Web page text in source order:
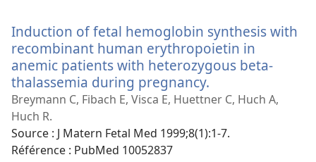
fenêtre)
Induction of fetal hemoglobin synthesis with
recombinant human erythropoietin in
anemic patients with heterozygous beta-
thalassemia during pregnancy.
une
fenêtre)
Breymann C, Fibach E, Visca E, Huettner C, Huch A,
Huch R.
Source ‎: J Matern Fetal Med 1999;8(1):1-7.
Référence ‎: PubMed 10052837